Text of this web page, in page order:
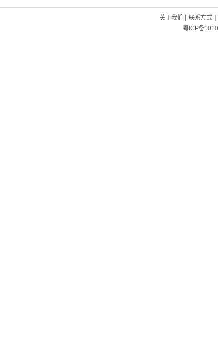
关于我们 | 联系方式|
粤ICP备